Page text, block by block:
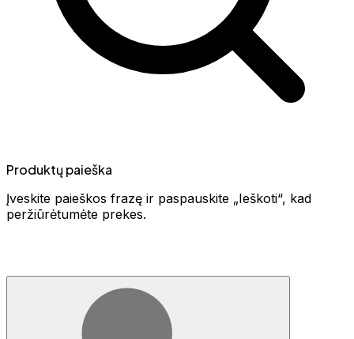
Produktų paieška
Įveskite paieškos frazę ir paspauskite „Ieškoti“, kad
peržiūrėtumėte prekes.